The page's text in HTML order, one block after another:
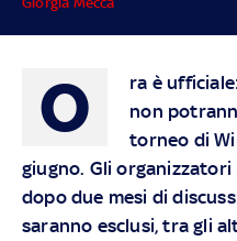
O
ra è
non
torneo di
giugno. Gli
dopo due mesi di
saranno esclusi, tra gli